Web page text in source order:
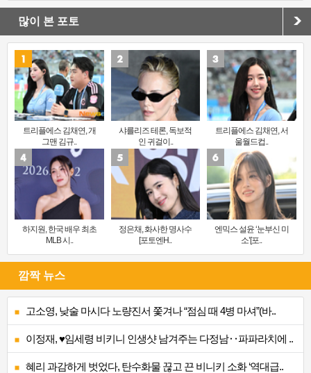
많이 본 포토
트리플에스 김채연, 개
그맨 김규..
샤를리즈 테론, 독보적
인 귀걸이..
트리플에스 김채연, 서
울월드컵..
하지원, 한국 배우 최초
MLB 시..
정은채, 화사한 명사수
[포토엔H..
엔믹스 설윤 ‘눈부신 미
소’[포..
깜짝 뉴스
고소영, 낮술 마시다 노량진서 쫓겨나 “점심 때 4병 마셔”(바..
이정재, ♥임세령 비키니 인생샷 남겨주는 다정남‥파파라치에 ..
혜리 과감하게 벗었다, 탄수화물 끊고 끈 비니키 소화 ‘역대급..